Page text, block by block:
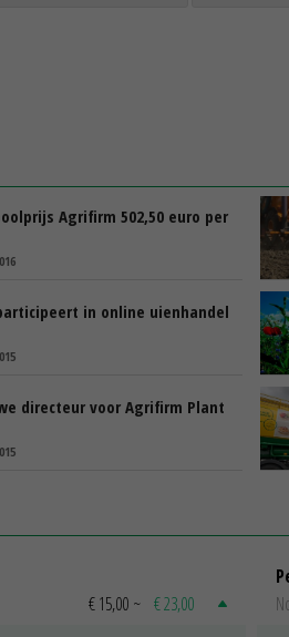
Agrifirm 502,50 euro per
in online uienhandel
directeur voor Agrifirm Plant
€ 15,00 ~ € 23,00